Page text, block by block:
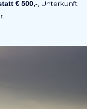
€ 500,-, Unterkunft